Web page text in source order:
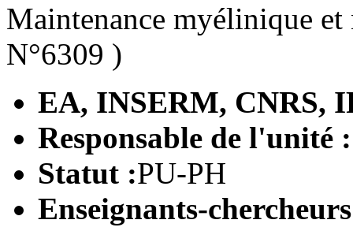
Maintenance myélinique
N°6309 )
EA, INSERM, CNRS,
Responsable de l'unité
Statut :PU-PH
Enseignants-